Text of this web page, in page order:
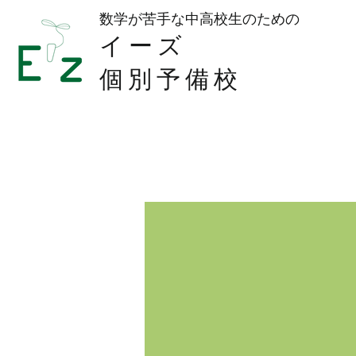
数学が苦手な中高校生のための​
イーズ
個別予備校